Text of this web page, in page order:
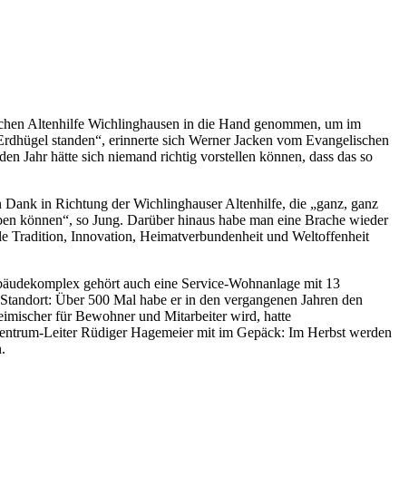
Altenhilfe Wichlinghausen in die Hand genommen, um im
standen“, erinnerte sich Werner Jacken vom Evangelischen
Jahr hätte sich niemand richtig vorstellen können, dass das so
Dank in Richtung der Wichlinghauser Altenhilfe, die „ganz, ganz
können“, so Jung. Darüber hinaus habe man eine Brache wieder
Tradition, Innovation, Heimatverbundenheit und Weltoffenheit
gehört auch eine Service-Wohnanlage mit 13
Über 500 Mal habe er in den vergangenen Jahren den
für Bewohner und Mitarbeiter wird, hatte
Leiter Rüdiger Hagemeier mit im Gepäck: Im Herbst werden